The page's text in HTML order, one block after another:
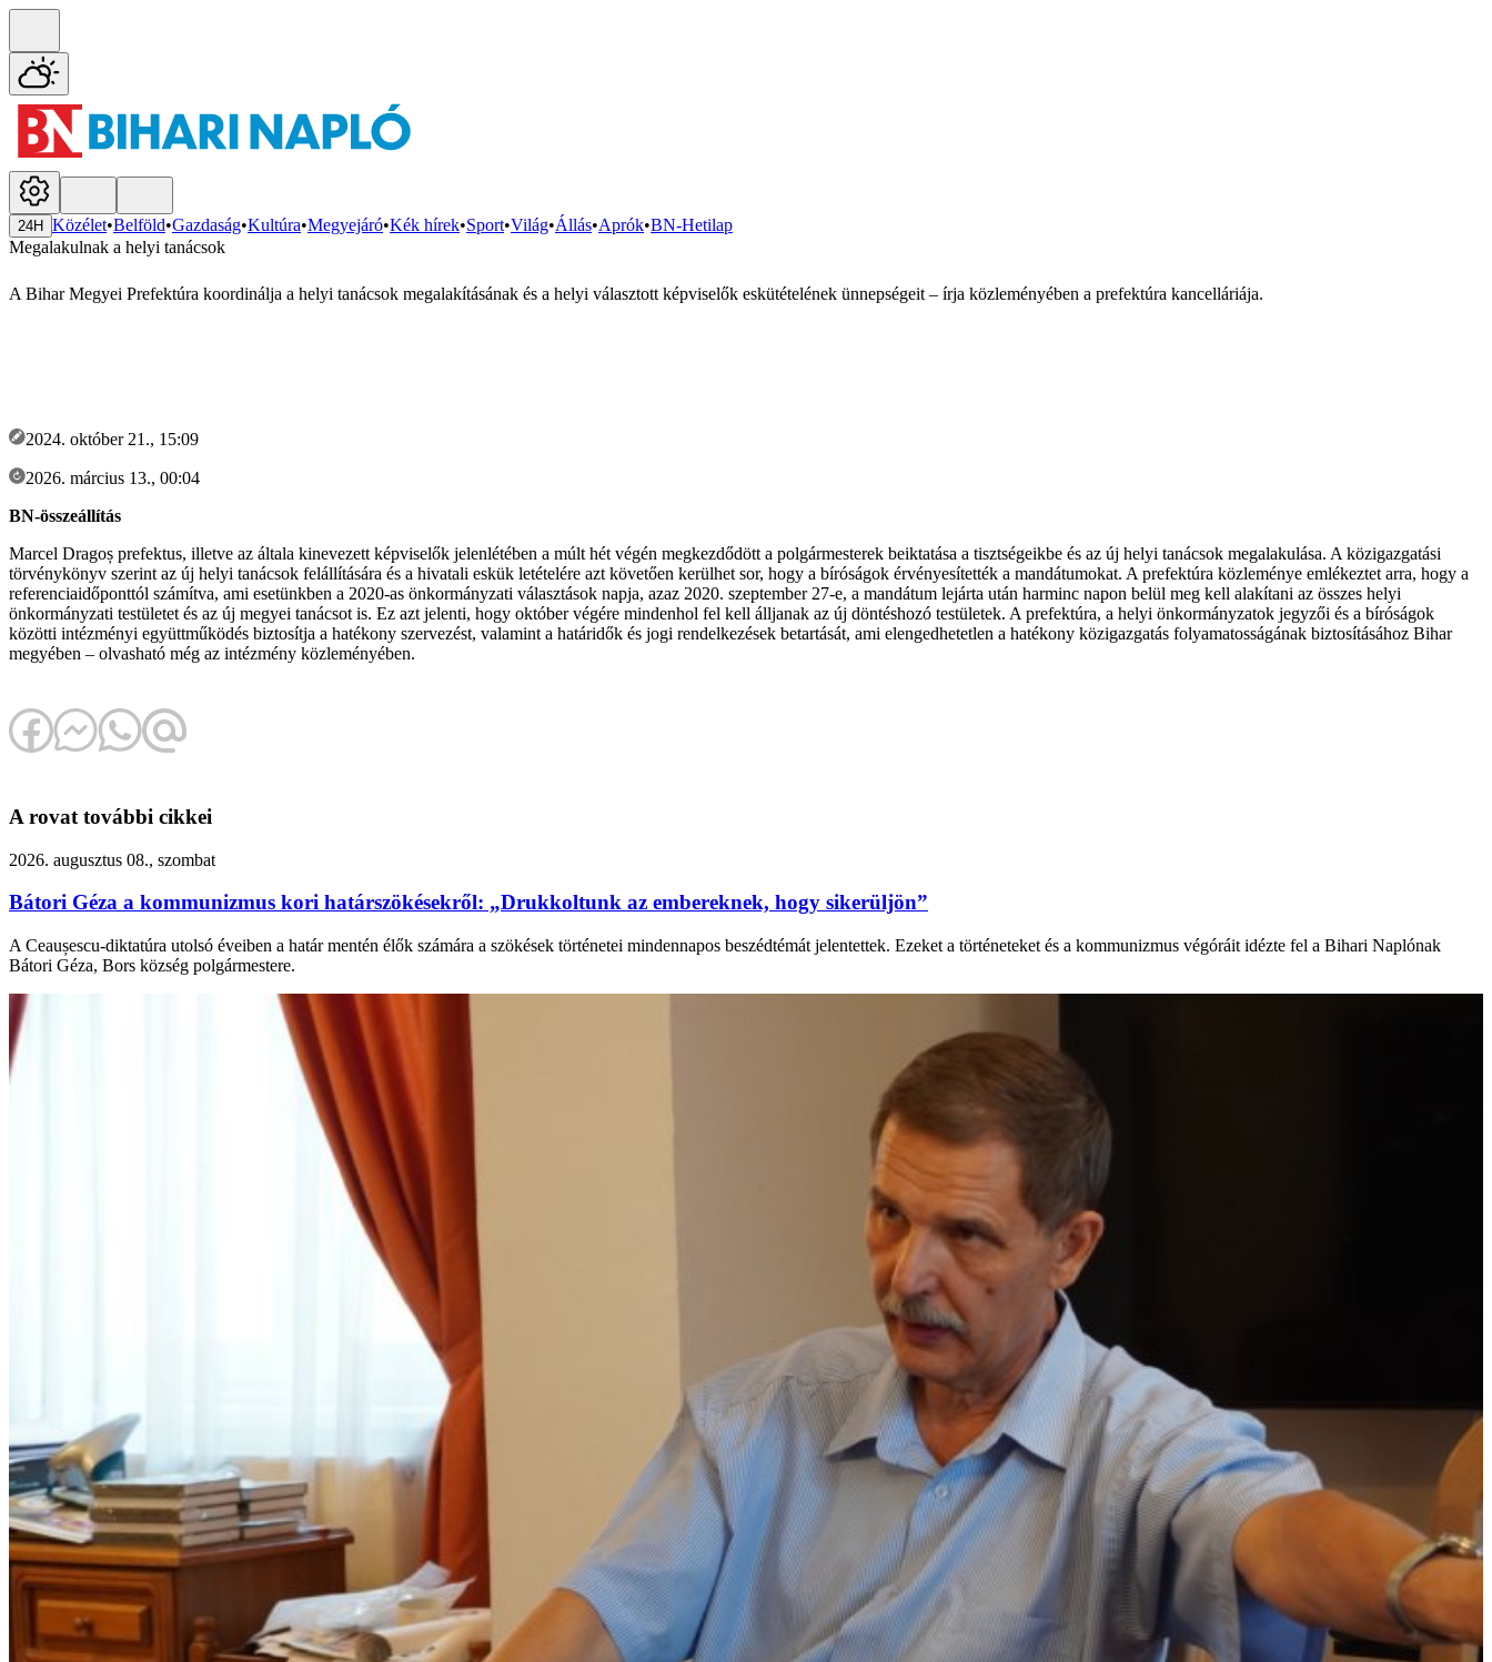
24H Közélet•Belföld•Gazdaság•Kultúra•Megyejáró•Kék hírek•Sport•Világ•Állás•Aprók•BN-Hetilap
Megalakulnak a helyi tanácsok
A Bihar Megyei Prefektúra koordinálja a helyi tanácsok megalakításának és a helyi választott képviselők eskütételének ünnepségeit – írja közleményében a prefektúra kancelláriája.
2024. október 21., 15:09
2026. március 13., 00:04
BN-összeállítás
Marcel Dragoș prefektus, illetve az általa kinevezett képviselők jelenlétében a múlt hét végén megkezdődött a polgármesterek beiktatása a tisztségeikbe és az új helyi tanácsok megalakulása. A közigazgatási
törvénykönyv szerint az új helyi tanácsok felállítására és a hivatali eskük letételére azt követően kerülhet sor, hogy a bíróságok érvényesítették a mandátumokat. A prefektúra közleménye emlékeztet arra, hogy a
referenciaidőponttól számítva, ami esetünkben a 2020-as önkormányzati választások napja, azaz 2020. szeptember 27-e, a mandátum lejárta után harminc napon belül meg kell alakítani az összes helyi
önkormányzati testületet és az új megyei tanácsot is. Ez azt jelenti, hogy október végére mindenhol fel kell álljanak az új döntéshozó testületek. A prefektúra, a helyi önkormányzatok jegyzői és a bíróságok
közötti intézményi együttműködés biztosítja a hatékony szervezést, valamint a határidők és jogi rendelkezések betartását, ami elengedhetetlen a hatékony közigazgatás folyamatosságának biztosításához Bihar
megyében – olvasható még az intézmény közleményében.
A rovat további cikkei
2026. augusztus 08., szombat
Bátori Géza a kommunizmus kori határszökésekről: „Drukkoltunk az embereknek, hogy sikerüljön”
A Ceaușescu-diktatúra utolsó éveiben a határ mentén élők számára a szökések történetei mindennapos beszédtémát jelentettek. Ezeket a történeteket és a kommunizmus végóráit idézte fel a Bihari Naplónak
Bátori Géza, Bors község polgármestere.